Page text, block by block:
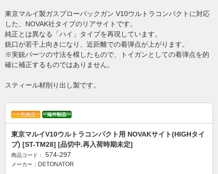
東京マルイ製ガスブローバックガン V10ウルトラコンパクトに対応
した、NOVAK社タイプのリアサイトです。
純正とは異なる「ハイ」タイプを再現しています。
銃口が若干上向きになり、近距離での着弾点が上がります。
※実銃パーツの寸法を模したもので、トイガンとしての着弾点を的
確に補正するものではありません。
スティール材削り出し製です。
東京マルイV10ウルトラコンパクト用 NOVAKサイト(HIGHタイ
プ) [ST-TM28] [品切中.再入荷時期未定]
商品コード： 574-297
メーカー： DETONATOR